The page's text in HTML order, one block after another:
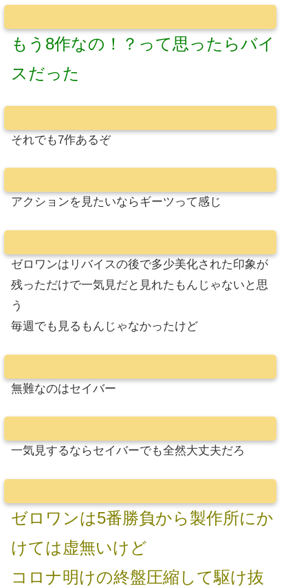
もう8作なの！？って思ったらバイ
スだった
それでも7作あるぞ
アクションを見たいならギーツって感じ
ゼロワンはリバイスの後で多少美化された印象が
残っただけで一気見だと見れたもんじゃないと思
う
毎週でも見るもんじゃなかったけど
無難なのはセイバー
一気見するならセイバーでも全然大丈夫だろ
ゼロワンは5番勝負から製作所にか
けては虚無いけど
コロナ明けの終盤圧縮して駆け抜